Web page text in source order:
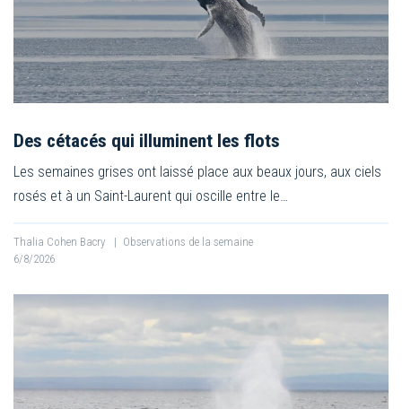
Des cétacés qui illuminent les flots
Les semaines grises ont laissé place aux beaux jours, aux ciels
rosés et à un Saint-Laurent qui oscille entre le…
Thalia Cohen Bacry | Observations de la semaine
6/8/2026